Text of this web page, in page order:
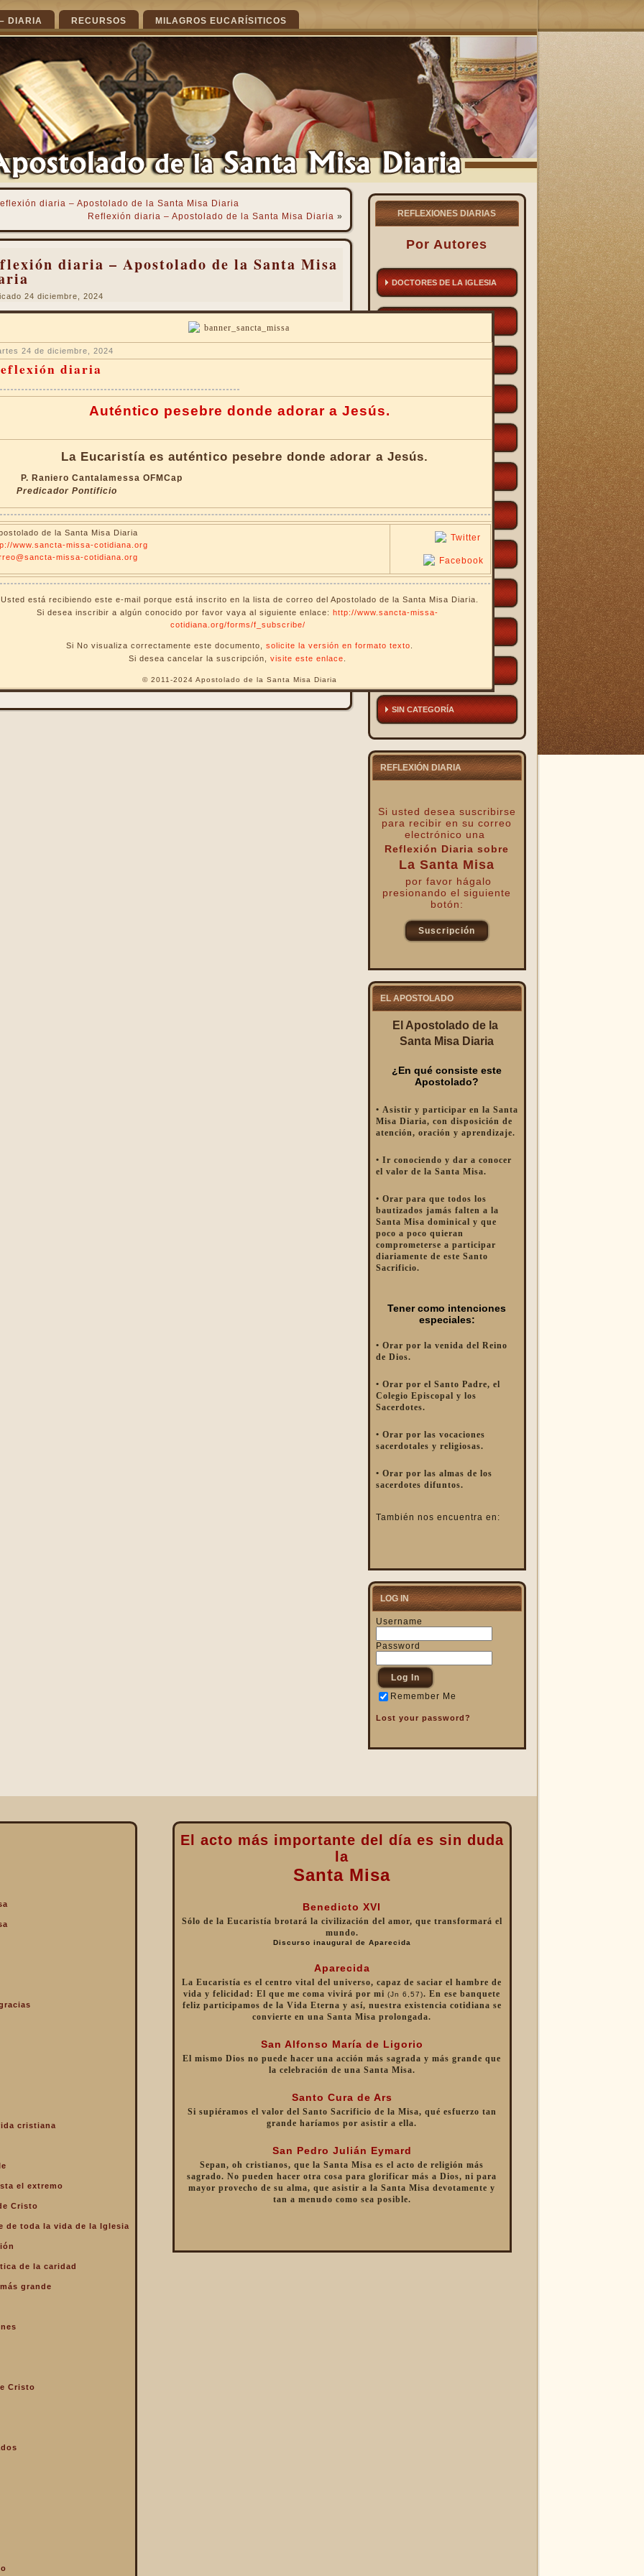
DIARIA RECURSOS MILAGROS EUCARÍSITICOS
diaria – Apostolado de la Santa Misa Diaria
Reflexión diaria – Apostolado de la Santa Misa Diaria »
diaria – Apostolado de la Santa Misa
24 diciembre, 2024
24 de diciembre, 2024
diaria
Auténtico pesebre donde adorar a Jesús.
La Eucaristía es auténtico pesebre donde adorar a Jesús.
P. Raniero Cantalamessa OFMCap
Predicador Pontificio
de la Santa Misa Diaria
www.sancta-missa-cotidiana.org
missa-cotidiana.org
Usted está recibiendo este e-mail porque está inscrito en la lista de correo del Apostolado de la Santa Misa Diaria.
Si desea inscribir a algún conocido por favor vaya al siguiente enlace: http://www.sancta-missa-
cotidiana.org/forms/f_subscribe/
Si No visualiza correctamente este documento, solicite la versión en formato texto
Si desea cancelar la suscripción, visite este enlace
© 2011-2024 Apostolado de la Santa Misa Diaria
REFLEXIONES DIARIAS
Por Autores
DOCTORES DE LA IGLESIA
BEATOS
SIERVOS DE DIOS
PAPAS
CARDENALES
OBISPOS
SIN CATEGORÍA
REFLEXIÓN DIARIA
Si usted desea suscribirse
para recibir en su correo
electrónico una
Reflexión Diaria sobre
La Santa Misa
por favor hágalo
presionando el siguiente
botón:
Suscripción
EL APOSTOLADO
El Apostolado de la
Santa Misa Diaria
¿En qué consiste este
Apostolado?
• Asistir y participar en la Santa
Misa Diaria, con disposición de
atención, oración y aprendizaje.
• Ir conociendo y dar a conocer
el valor de la Santa Misa.
• Orar para que todos los
bautizados jamás falten a la
Santa Misa dominical y que
poco a poco quieran
comprometerse a participar
diariamente de este Santo
Sacrificio.
Tener como intenciones
especiales:
• Orar por la venida del Reino
de Dios.
• Orar por el Santo Padre, el
Colegio Episcopal y los
Sacerdotes.
• Orar por las vocaciones
sacerdotales y religiosas.
• Orar por las almas de los
sacerdotes difuntos.
También nos encuentra en:
LOG IN
Username
Password
Remember Me
Lost your password?
cristiana
el extremo
Cristo
de toda la vida de la Iglesia
de la caridad
grande
Cristo
El acto más importante del día es sin duda
la
Santa Misa
Benedicto XVI
Sólo de la Eucaristía brotará la civilización del amor, que transformará el
mundo.
Discurso inaugural de Aparecida
Aparecida
La Eucaristía es el centro vital del universo, capaz de saciar el hambre de
vida y felicidad: El que me coma vivirá por mi (Jn 6,57). En ese banquete
feliz participamos de la Vida Eterna y así, nuestra existencia cotidiana se
convierte en una Santa Misa prolongada.
San Alfonso María de Ligorio
El mismo Dios no puede hacer una acción más sagrada y más grande que
la celebración de una Santa Misa.
Santo Cura de Ars
Si supiéramos el valor del Santo Sacrificio de la Misa, qué esfuerzo tan
grande haríamos por asistir a ella.
San Pedro Julián Eymard
Sepan, oh cristianos, que la Santa Misa es el acto de religión más
sagrado. No pueden hacer otra cosa para glorificar más a Dios, ni para
mayor provecho de su alma, que asistir a la Santa Misa devotamente y
tan a menudo como sea posible.